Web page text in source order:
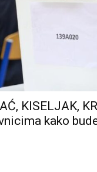
KISELJAK,
kako